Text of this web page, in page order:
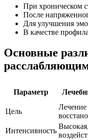
При хроническом
После
Для улучшения
В качестве
Основные
Параметр
Цель
Лечение
Интенсивность